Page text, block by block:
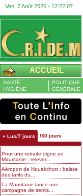
Ven, 7 Août 2026 - 12:22:08
ACCUEIL
SANTÉ
HYGIÈNE
POLITIQUE
GÉNÉRALE
+ Lus/7 jours /30 jours
Pour une retraite digne en
Mauritanie : relever...
Aéroport de Nouakchott : baisse
des tarifs du...
La Mauritanie lance une
campagne de semis...